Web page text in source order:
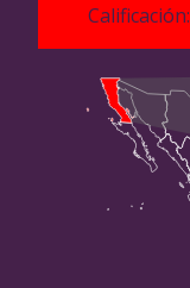
Calificación: